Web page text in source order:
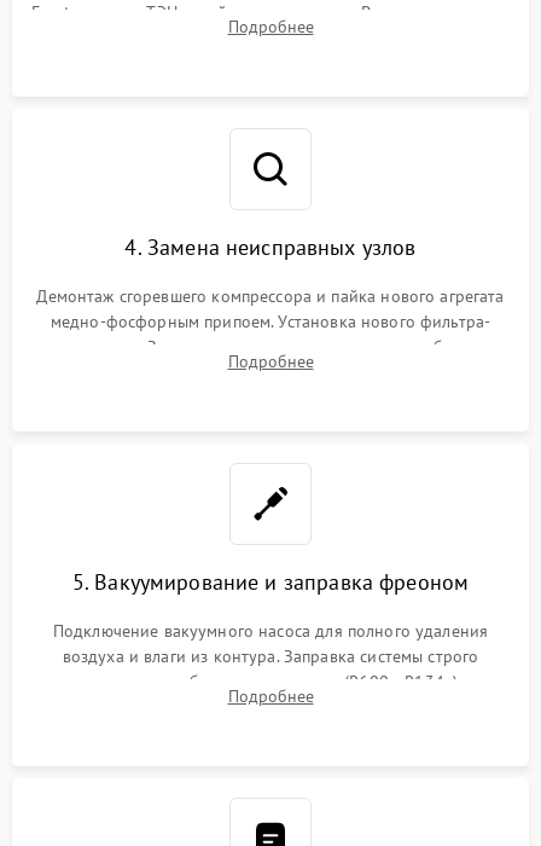
Frost, включая ТЭН оттайки и вентилятор. Ремонт или замена
платы управления при сбоях алгоритмов.
Подробнее
4. Замена неисправных узлов
Демонтаж сгоревшего компрессора и пайка нового агрегата
медно-фосфорным припоем. Установка нового фильтра-
осушителя. Замена изношенных вентиляторов обдува,
сломанных заслонок или поврежденных дверных петель.
Подробнее
5. Вакуумирование и заправка фреоном
Подключение вакуумного насоса для полного удаления
воздуха и влаги из контура. Заправка системы строго
дозированным объемом хладагента (R600a, R134a) по
электронным весам. Контроль рабочего давления в системе.
Подробнее